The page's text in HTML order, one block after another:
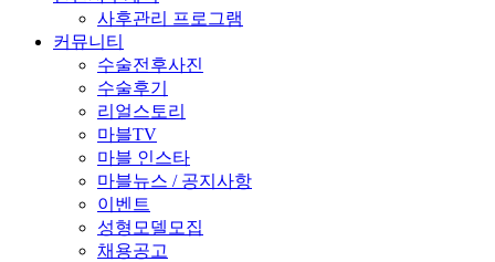
사후관리 프로그램
커뮤니티
수술전후사진
수술후기
리얼스토리
마블TV
마블 인스타
마블뉴스 / 공지사항
이벤트
성형모델모집
채용공고